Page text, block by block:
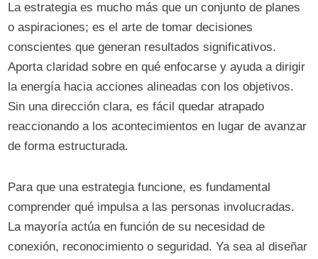
La estrategia es mucho más que un conjunto de planes
o aspiraciones; es el arte de tomar decisiones
conscientes que generan resultados significativos.
Aporta claridad sobre en qué enfocarse y ayuda a dirigir
la energía hacia acciones alineadas con los objetivos.
Sin una dirección clara, es fácil quedar atrapado
reaccionando a los acontecimientos en lugar de avanzar
de forma estructurada.
Para que una estrategia funcione, es fundamental
comprender qué impulsa a las personas involucradas.
La mayoría actúa en función de su necesidad de
conexión, reconocimiento o seguridad. Ya sea al diseñar